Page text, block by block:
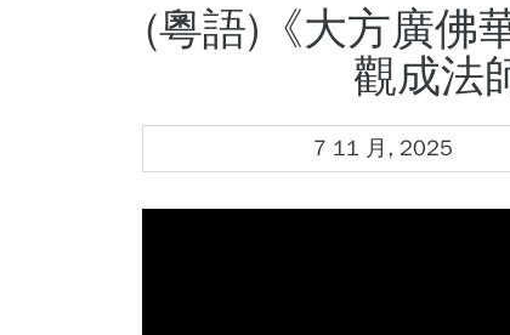
(粵語)《大方廣佛
觀成法
7 11 月, 2025